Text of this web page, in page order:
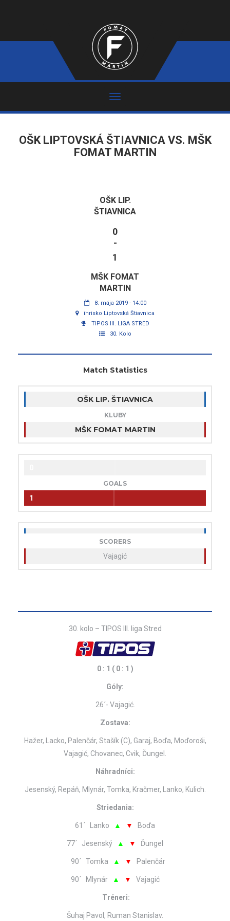
OŠK LIPTOVSKÁ ŠTIAVNICA VS. MŠK
FOMAT MARTIN
OŠK LIP.
ŠTIAVNICA
0
-
1
MŠK FOMAT
MARTIN
8. mája 2019 - 14:00
ihrisko Liptovská Štiavnica
TIPOS III. LIGA STRED
30. Kolo
Match Statistics
OŠK LIP. ŠTIAVNICA
KLUBY
MŠK FOMAT MARTIN
GOALS
1
SCORERS
Vajagić
30. kolo – TIPOS III. liga Stred
0 : 1 ( 0 : 1 )
Góly:
26´- Vajagić.
Zostava:
Hažer, Lacko, Palenčár, Stašík (C), Garaj, Boďa, Moďoroši,
Vajagić, Chovanec, Cvik, Ďungel.
Náhradníci:
Jesenský, Repáň, Mlynár, Tomka, Kračmer, Lanko, Kulich.
Striedania:
61´ Lanko ▲ ▼ Boďa
77´ Jesenský ▲ ▼ Ďungel
90´ Tomka ▲ ▼ Palenčár
90´ Mlynár ▲ ▼ Vajagić
Tréneri:
Šuhaj Pavol, Ruman Stanislav.